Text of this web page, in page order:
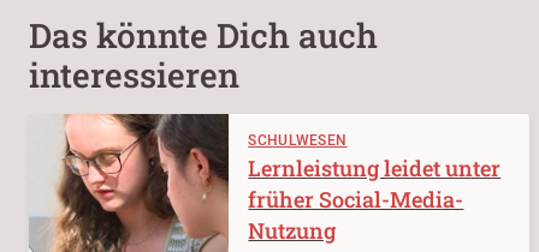
Das könnte Dich auch
interessieren
SCHULWESEN
Lernleistung leidet unter
früher Social-Media-
Nutzung